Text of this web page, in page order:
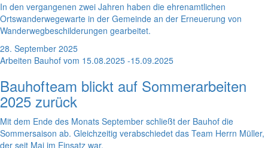
In den vergangenen zwei Jahren haben die ehrenamtlichen
Ortswanderwegewarte in der Gemeinde an der Erneuerung von
Wanderwegbeschilderungen gearbeitet.
28. September 2025
Arbeiten Bauhof vom 15.08.2025 -15.09.2025
Bauhofteam blickt auf Sommerarbeiten
2025 zurück
Mit dem Ende des Monats September schließt der Bauhof die
Sommersaison ab. Gleichzeitig verabschiedet das Team Herrn Müller,
der seit Mai im Einsatz war.